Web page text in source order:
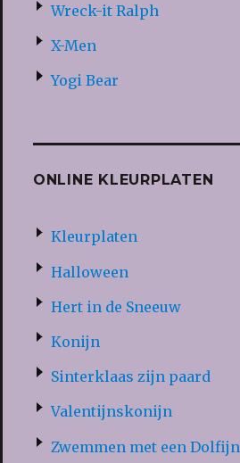
Wreck-it Ralph
X-Men
Yogi Bear
ONLINE KLEURPLATEN
Kleurplaten
Halloween
Hert in de Sneeuw
Konijn
Sinterklaas zijn paard
Valentijnskonijn
Zwemmen met een Dolfijn